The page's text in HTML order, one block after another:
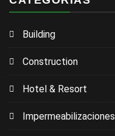
Building
Construction
Hotel & Resort
Impermeabilizaciones